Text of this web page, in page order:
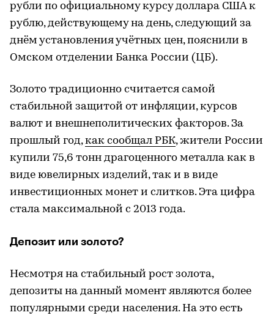
рубли по официальному курсу доллара США к
рублю, действующему на день, следующий за
днём установления учётных цен, пояснили в
Омском отделении Банка России (ЦБ).
Золото традиционно считается самой
стабильной защитой от инфляции, курсов
валют и внешнеполитических факторов. За
прошлый год,как сообщал РБК, жители России
купили 75,6 тонн драгоценного металла как в
виде ювелирных изделий, так и в виде
инвестиционных монет и слитков. Эта цифра
стала максимальной с 2013 года.
Депозит или золото?
Несмотря на стабильный рост золота,
депозиты на данный момент являются более
популярными среди населения. На это есть